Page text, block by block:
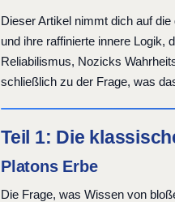
Dieser Artikel nimmt dich auf
und ihre raffinierte innere Logik,
Reliabilismus, Nozicks
schließlich zu der Frage, was
Teil 1: Die
Platons Erbe
Die Frage, was Wissen von